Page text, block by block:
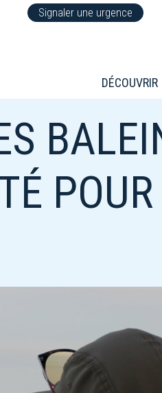
Signaler une urgence
DÉCOUVRIR